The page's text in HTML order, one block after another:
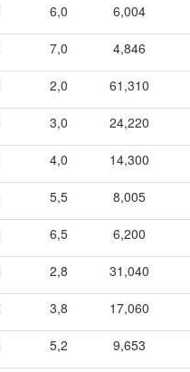
6,0 6,004
7,0 4,846
2,0 61,310
3,0 24,220
4,0 14,300
5,5 8,005
6,5 6,200
2,8 31,040
3,8 17,060
5,2 9,653